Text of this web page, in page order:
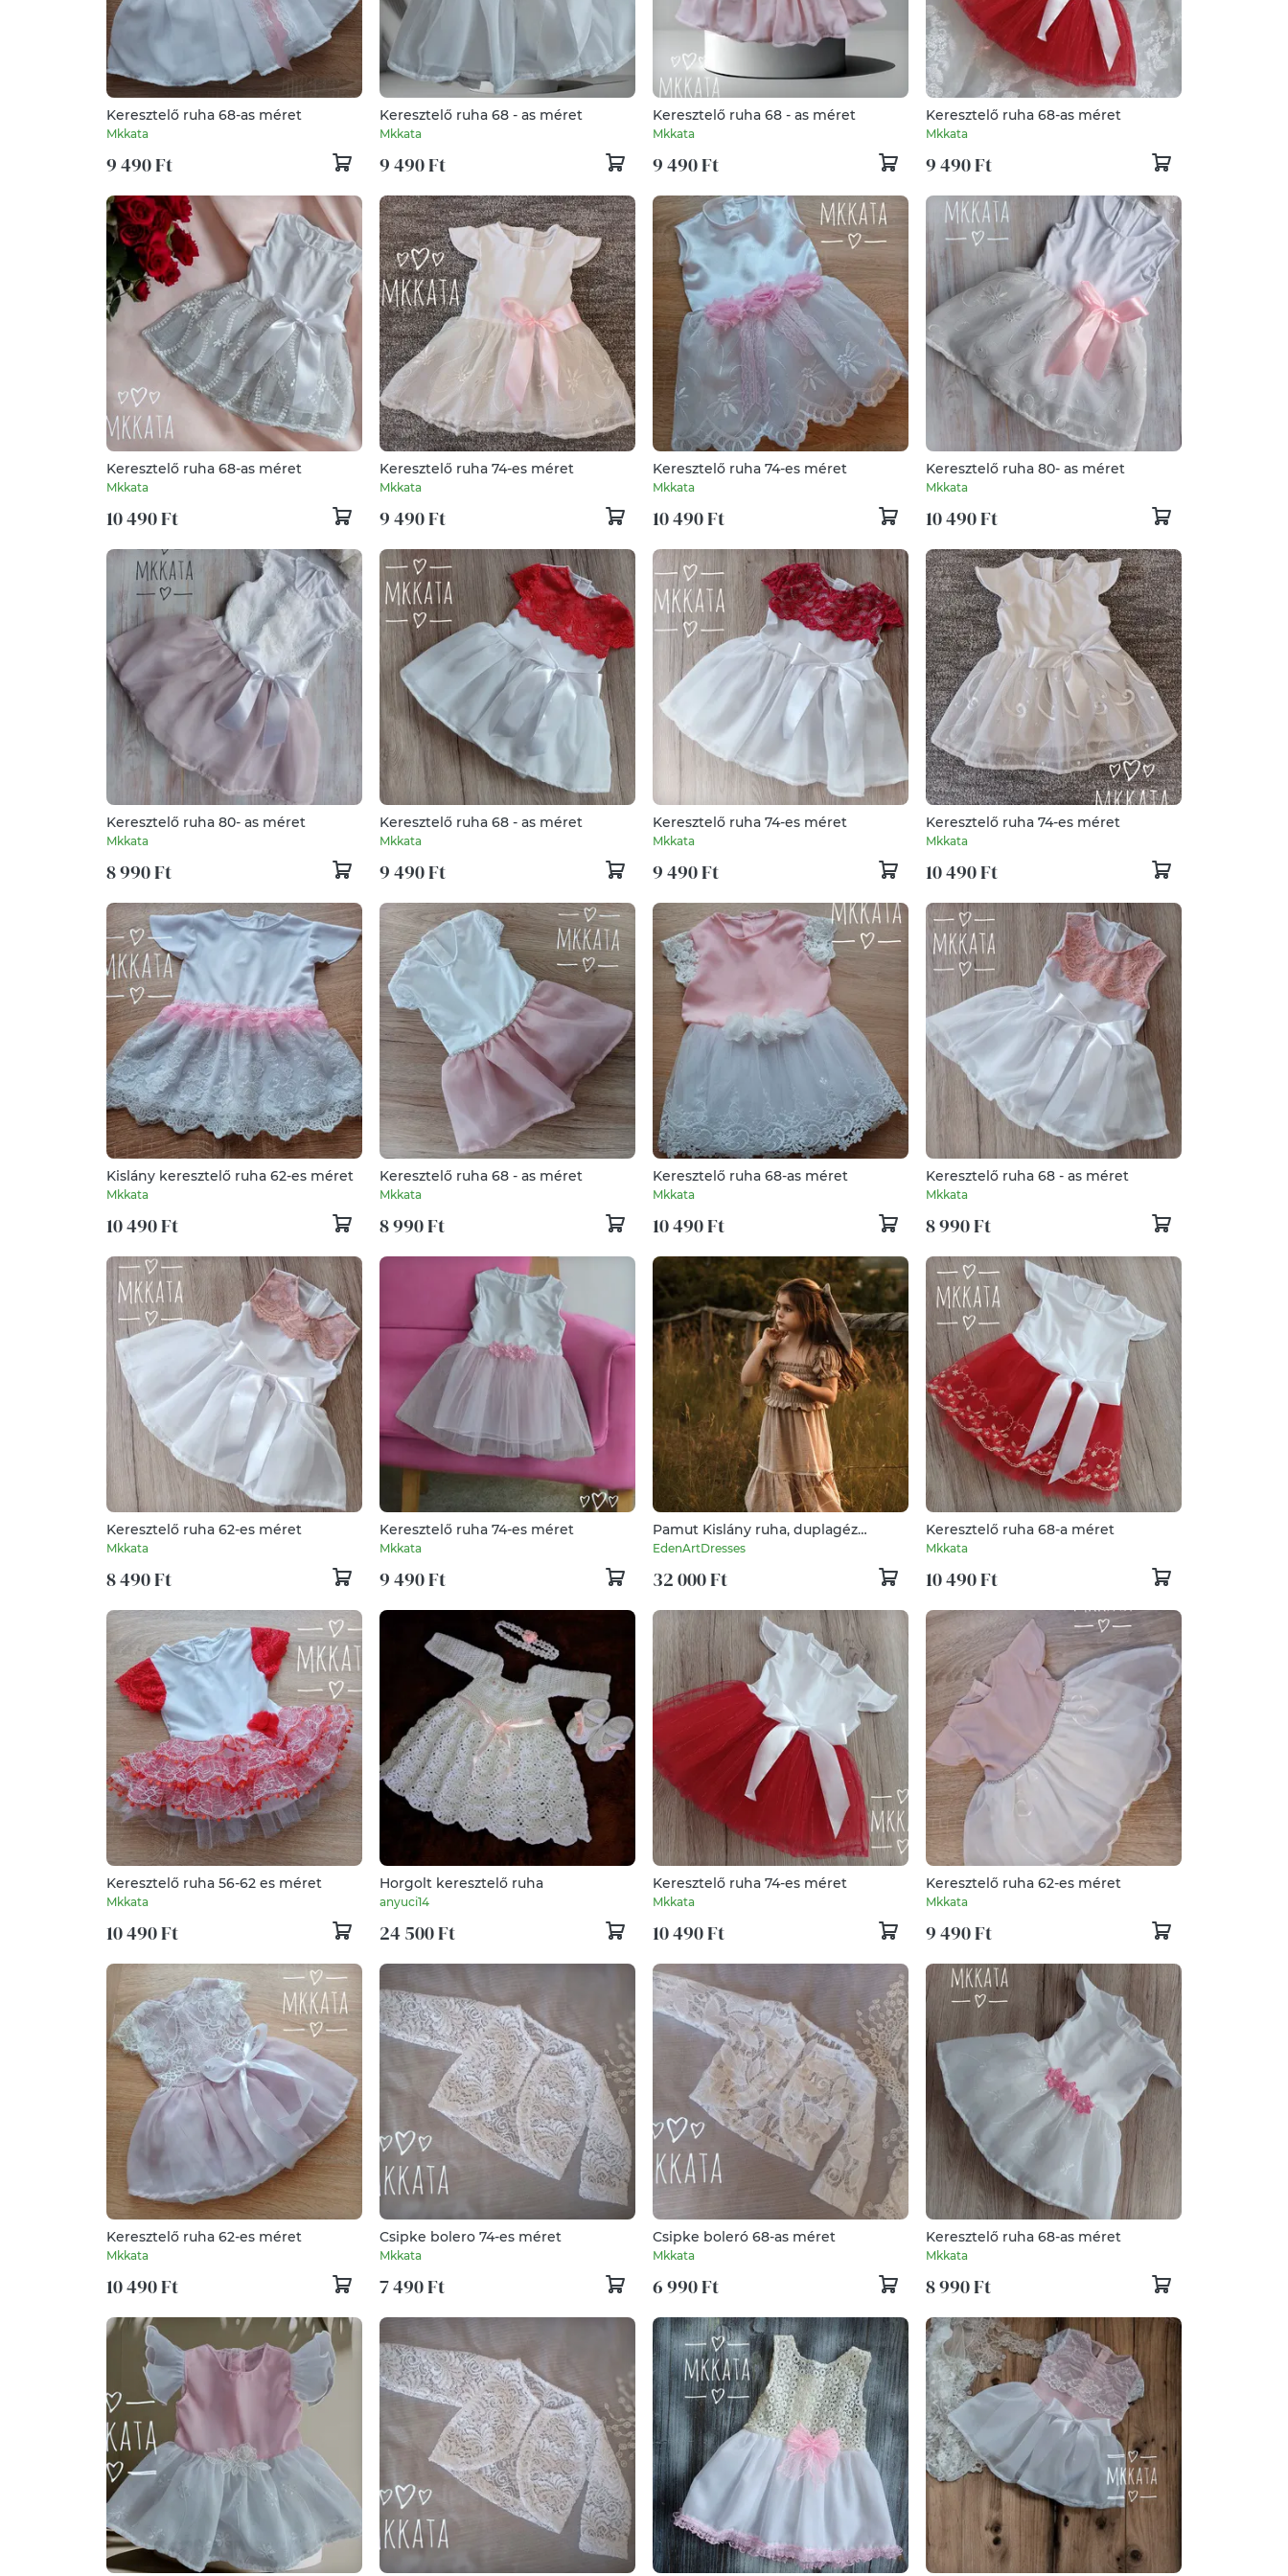
Keresztelő ruha 68-as méret
Mkkata
9 490 Ft
Keresztelő ruha 68 - as méret
Mkkata
9 490 Ft
Keresztelő ruha 68 - as méret
Mkkata
9 490 Ft
Keresztelő ruha 68-as méret
Mkkata
9 490 Ft
Keresztelő ruha 68-as méret
Mkkata
10 490 Ft
Keresztelő ruha 74-es méret
Mkkata
9 490 Ft
Keresztelő ruha 74-es méret
Mkkata
10 490 Ft
Keresztelő ruha 80- as méret
Mkkata
10 490 Ft
Keresztelő ruha 80- as méret
Mkkata
8 990 Ft
Keresztelő ruha 68 - as méret
Mkkata
9 490 Ft
Keresztelő ruha 74-es méret
Mkkata
9 490 Ft
Keresztelő ruha 74-es méret
Mkkata
10 490 Ft
Kislány keresztelő ruha 62-es méret
Mkkata
10 490 Ft
Keresztelő ruha 68 - as méret
Mkkata
8 990 Ft
Keresztelő ruha 68-as méret
Mkkata
10 490 Ft
Keresztelő ruha 68 - as méret
Mkkata
8 990 Ft
Keresztelő ruha 62-es méret
Mkkata
8 490 Ft
Keresztelő ruha 74-es méret
Mkkata
9 490 Ft
Pamut Kislány ruha, duplagéz
csipkével díszítve
EdenArtDresses
32 000 Ft
Keresztelő ruha 68-a méret
Mkkata
10 490 Ft
Keresztelő ruha 56-62 es méret
Mkkata
10 490 Ft
Horgolt keresztelő ruha
anyuci14
24 500 Ft
Keresztelő ruha 74-es méret
Mkkata
10 490 Ft
Keresztelő ruha 62-es méret
Mkkata
9 490 Ft
Keresztelő ruha 62-es méret
Mkkata
10 490 Ft
Csipke bolero 74-es méret
Mkkata
7 490 Ft
Csipke boleró 68-as méret
Mkkata
6 990 Ft
Keresztelő ruha 68-as méret
Mkkata
8 990 Ft